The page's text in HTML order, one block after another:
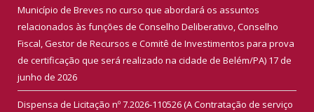
Município de Breves no curso que abordará os assuntos
relacionados às funções de Conselho Deliberativo, Conselho
Fiscal, Gestor de Recursos e Comitê de Investimentos para prova
de certificação que será realizado na cidade de Belém/PA) 17 de
junho de 2026
Dispensa de Licitação nº 7.2026-110526 (A Contratação de serviço